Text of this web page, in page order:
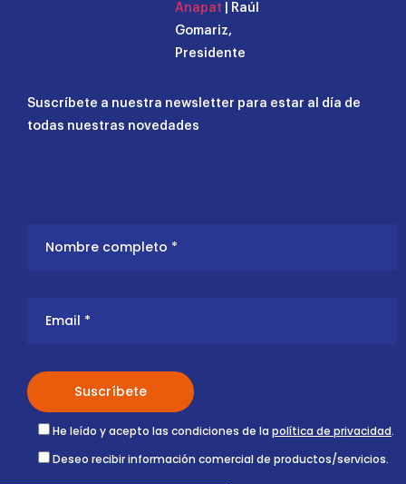
Anapat | Raúl
Gomariz,
Presidente
Suscríbete a nuestra newsletter para estar al día de
todas nuestras novedades
He leído y acepto las condiciones de la política de privacidad.
Deseo recibir información comercial de productos/servicios.